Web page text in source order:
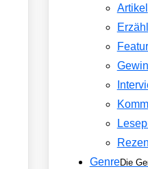
Artikel
GenreDie